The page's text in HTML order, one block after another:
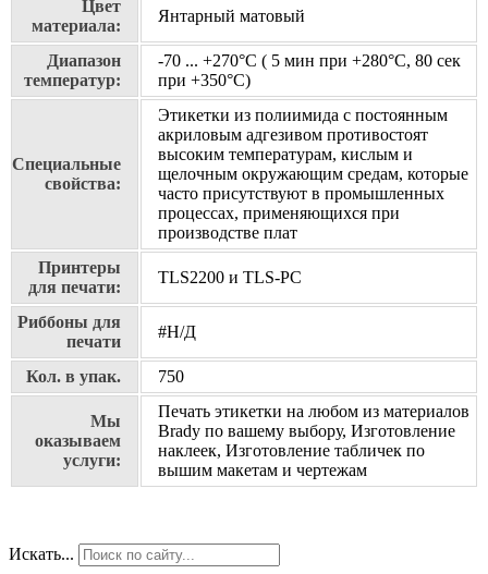
Цвет
материала:
Янтарный матовый
Диапазон
температур:
-70 ... +270°С ( 5 мин при +280°С, 80 сек
при +350°С)
Специальные
свойства:
Этикетки из полиимида с постоянным
акриловым адгезивом противостоят
высоким температурам, кислым и
щелочным окружающим средам, которые
часто присутствуют в промышленных
процессах, применяющихся при
производстве плат
Принтеры
для печати:
TLS2200 и TLS-PC
Риббоны для
печати
#Н/Д
Кол. в упак. 750
Мы
оказываем
услуги:
Печать этикетки на любом из материалов
Brady по вашему выбору, Изготовление
наклеек, Изготовление табличек по
вышим макетам и чертежам
Искать...